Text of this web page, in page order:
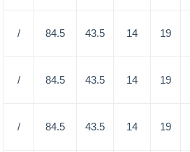
19
14
43.5
84.5
/
19
14
43.5
84.5
/
19
14
43.5
84.5
/